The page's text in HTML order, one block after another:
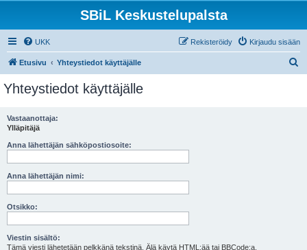
SBiL Keskustelupalsta
UKK Kirjaudu sisään
Rekisteröidy
Etusivu Yhteystiedot käyttäjälle
Yhteystiedot käyttäjälle
Vastaanottaja:
Ylläpitäjä
Anna lähettäjän sähköpostiosoite:
Anna lähettäjän nimi:
Otsikko:
Viestin sisältö:
Tämä viesti lähetetään pelkkänä tekstinä. Älä käytä HTML:ää tai BBCode:a.